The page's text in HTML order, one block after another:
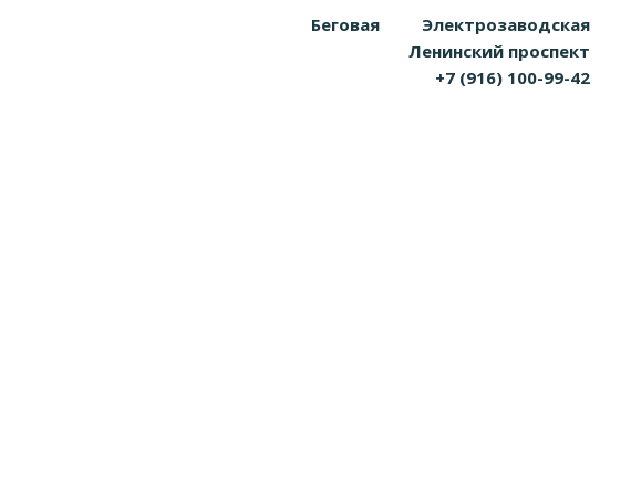
Беговая
Электрозаводская
Ленинский проспект
+7 (916) 100-99-42